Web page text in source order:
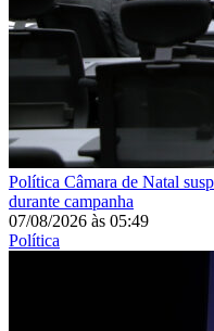
Política Câmara de Natal
durante campanha
07/08/2026 às 05:49
Política